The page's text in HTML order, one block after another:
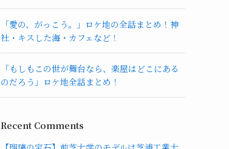
「愛の、がっこう。」ロケ地の全話まとめ！神
社・キスした海・カフェなど！
「もしもこの世が舞台なら、楽屋はどこにある
のだろう」ロケ地全話まとめ！
Recent Comments